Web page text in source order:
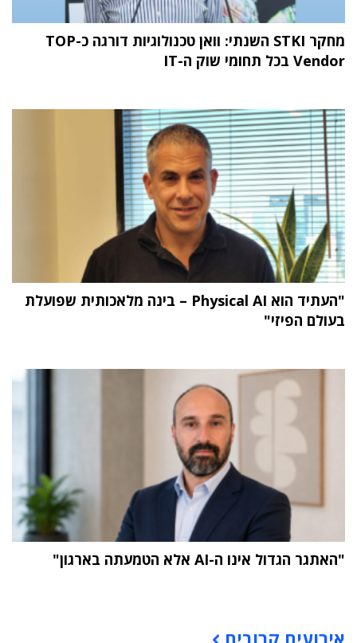
מחקר STKI השנתי: וואן טכנולוגיות דורגה כ-TOP
Vendor בכל תחומי שוק ה-IT
"העתיד הוא Physical AI – בינה מלאכותית שפועלת
בעולם הפיזי"
"האתגר הגדול אינו ה-AI אלא הטמעתה בארגון"
אירועים קרובים